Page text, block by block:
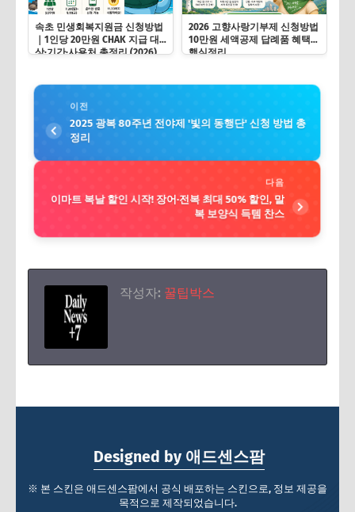
속초 민생회복지원금 신청방법
｜1인당 20만원 CHAK 지급 대
상·기간·사용처 총정리 (2026)
2026 고향사랑기부제 신청방법
10만원 세액공제 답례품 혜택
핵심정리
이전
2025 광복 80주년 전야제 '빛의 동행단' 신청 방법 총
정리
다음
이마트 복날 할인 시작! 장어·전복 최대 50% 할인, 말
복 보양식 득템 찬스
작성자: 꿀팁박스
Designed by 애드센스팜
※ 본 스킨은 애드센스팜에서 공식 배포하는 스킨으로, 정보 제공을
목적으로 제작되었습니다.